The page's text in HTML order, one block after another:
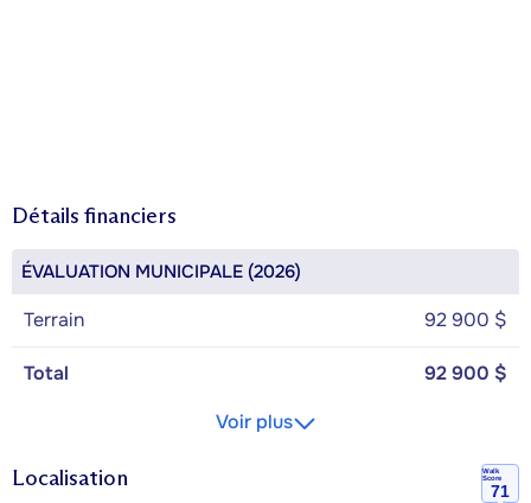
Détails financiers
ÉVALUATION MUNICIPALE (2026)
Terrain 92 900 $
Total
92 900 $
Voir plus
Localisation
Walk
Score
71